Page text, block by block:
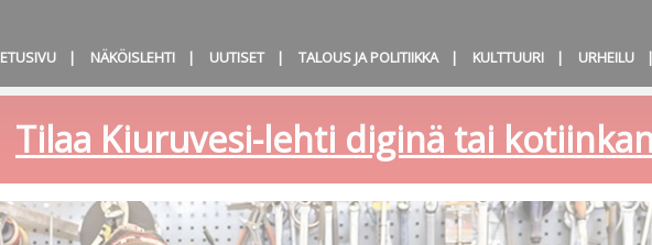
ETUSIVU NÄKÖISLEHTI UUTISET TALOUS JA POLITIIKKA KULTTUURI URHEILU
Tilaa Kiuruvesi-lehti diginä tai